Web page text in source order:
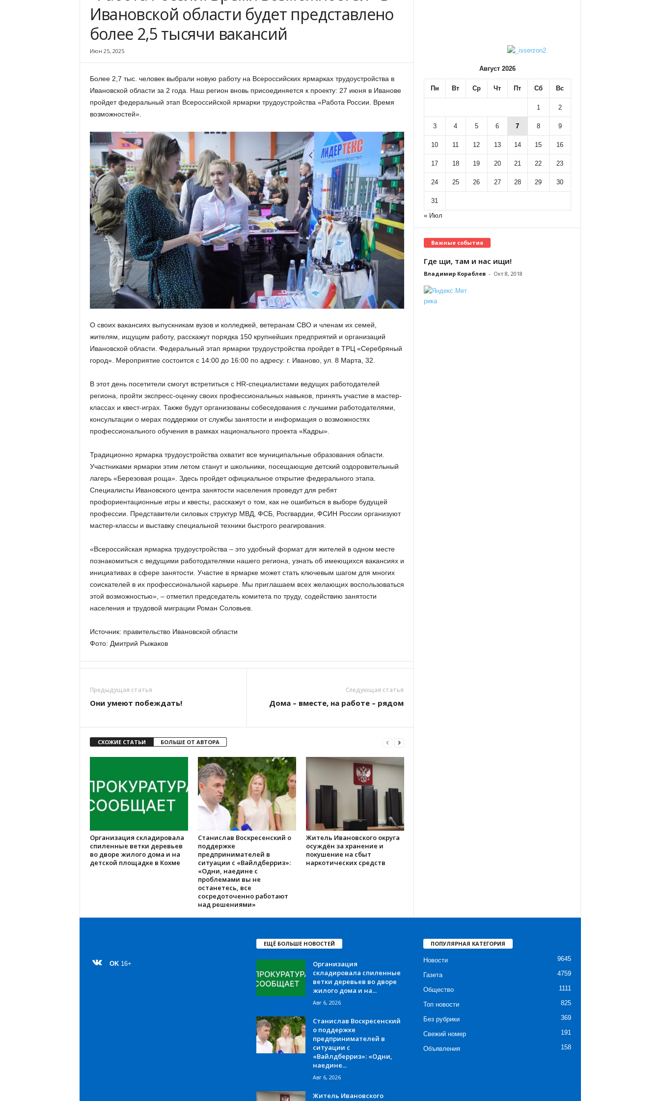
Ивановской области будет представлено
более 2,5 тысячи вакансий
Июн 25, 2025
Более 2,7 тыс. человек выбрали новую работу на Всероссийских ярмарках трудоустройства в
Ивановской области за 2 года. Наш регион вновь присоединяется к проекту: 27 июня в Иванове
пройдет федеральный этап Всероссийской ярмарки трудоустройства «Работа России. Время
возможностей».
О своих вакансиях выпускникам вузов и колледжей, ветеранам СВО и членам их семей,
жителям, ищущим работу, расскажут порядка 150 крупнейших предприятий и организаций
Ивановской области. Федеральный этап ярмарки трудоустройства пройдет в ТРЦ «Серебряный
город». Мероприятие состоится с 14:00 до 16:00 по адресу: г. Иваново, ул. 8 Марта, 32.
В этот день посетители смогут встретиться с HR-специалистами ведущих работодателей
региона, пройти экспресс-оценку своих профессиональных навыков, принять участие в мастер-
классах и квест-играх. Также будут организованы собеседования с лучшими работодателями,
консультации о мерах поддержки от службы занятости и информация о возможностях
профессионального обучения в рамках национального проекта «Кадры».
Традиционно ярмарка трудоустройства охватит все муниципальные образования области.
Участниками ярмарки этим летом станут и школьники, посещающие детский оздоровительный
лагерь «Березовая роща». Здесь пройдет официальное открытие федерального этапа.
Специалисты Ивановского центра занятости населения проведут для ребят
профориентационные игры и квесты, расскажут о том, как не ошибиться в выборе будущей
профессии. Представители силовых структур МВД, ФСБ, Росгвардии, ФСИН России организуют
мастер-классы и выставку специальной техники быстрого реагирования.
«Всероссийская ярмарка трудоустройства – это удобный формат для жителей в одном месте
познакомиться с ведущими работодателями нашего региона, узнать об имеющихся вакансиях и
инициативах в сфере занятости. Участие в ярмарке может стать ключевым шагом для многих
соискателей в их профессиональной карьере. Мы приглашаем всех желающих воспользоваться
этой возможностью», – отметил председатель комитета по труду, содействию занятости
населения и трудовой миграции Роман Соловьев.
Источник: правительство Ивановской области
Фото: Дмитрий Рыжаков
Предыдущая статья
Они умеют побеждать!
Следующая статья
Дома – вместе, на работе – рядом
СХОЖИЕ СТАТЬИ БОЛЬШЕ ОТ АВТОРА
Организация складировала
спиленные ветки деревьев
во дворе жилого дома и на
детской площадке в Кохме
Станислав Воскресенский о
поддержке
предпринимателей в
ситуации с «Вайлдберриз»:
«Одни, наедине с
проблемами вы не
останетесь, все
сосредоточенно работают
над решениями»
Житель Ивановского округа
осуждён за хранение и
покушение на сбыт
наркотических средств
Август 2026
Пн Вт Ср Чт Пт Сб Вс
1 2
3 4 5 6 7 8 9
10 11 12 13 14 15 16
17 18 19 20 21 22 23
24 25 26 27 28 29 30
31
« Июл
Важные события
Где щи, там и нас ищи!
Владимир Кораблев - Окт 8, 2018
OK 16+
ЕЩЁ БОЛЬШЕ НОВОСТЕЙ
Организация
складировала спиленные
ветки деревьев во дворе
жилого дома и на...
Авг 6, 2026
Станислав Воскресенский
о поддержке
предпринимателей в
ситуации с
«Вайлдберриз»: «Одни,
наедине...
Авг 6, 2026
Житель Ивановского
ПОПУЛЯРНАЯ КАТЕГОРИЯ
Новости 9645
Газета 4759
Общество 1111
Топ новости 825
Без рубрики 369
Свежий номер 191
Объявления 158